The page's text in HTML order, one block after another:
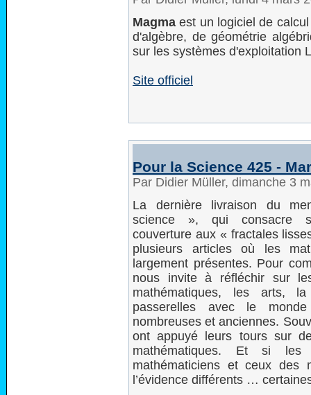
Magma est un logiciel de
d'algèbre, de géométrie
sur les systèmes d'exploitation
Site officiel
Pour la Science 425 -
Par Didier Müller, dimanche 3
La dernière livraison du
science », qui consacre
couverture aux « fractales
plusieurs articles où les
largement présentes. Pour
nous invite à réfléchir sur
mathématiques, les arts,
passerelles avec le
nombreuses et anciennes.
ont appuyé leurs tours sur
mathématiques. Et si
mathématiciens et ceux des
l’évidence différents …